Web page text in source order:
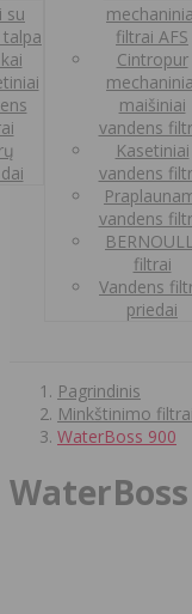
su
filtrai AFS
Cintropur
maišiniai
vandens
Kasetiniai
vandens
vandens
filtrai
Vandens
priedai
Pagrindinis
Minkštinimo filtrai
WaterBoss 900